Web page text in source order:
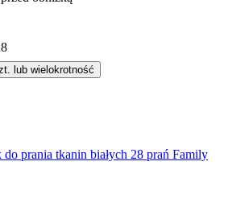
lub wielokrotność
prania tkanin białych 28 prań Family